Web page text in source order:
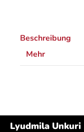
Beschreibung
Mehr
Lyudmila Unkuri